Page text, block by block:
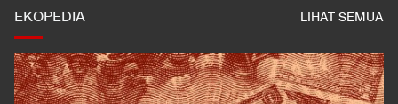
EKOPEDIA LIHAT SEMUA